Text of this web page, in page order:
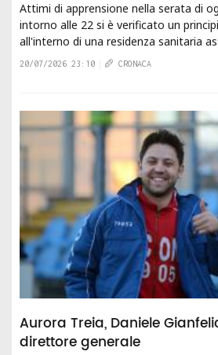
Attimi di apprensione nella serata di
intorno alle 22 si è verificato un
all'interno di una residenza sanitaria
posto è intervenuta la squadra dei...
20/07/2026 23:10 CRONACA
Aurora Treia, Daniele
direttore generale